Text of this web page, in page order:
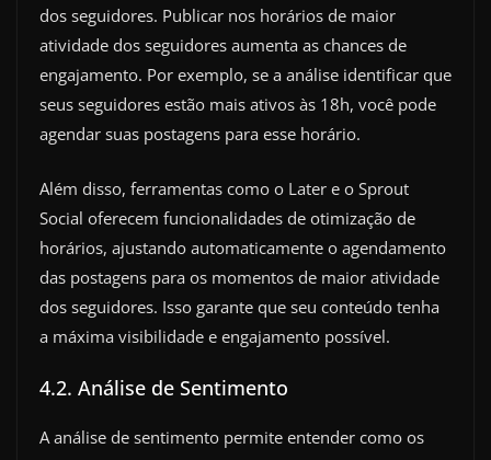
dos seguidores. Publicar nos horários de maior
atividade dos seguidores aumenta as chances de
engajamento. Por exemplo, se a análise identificar que
seus seguidores estão mais ativos às 18h, você pode
agendar suas postagens para esse horário.
Além disso, ferramentas como o Later e o Sprout
Social oferecem funcionalidades de otimização de
horários, ajustando automaticamente o agendamento
das postagens para os momentos de maior atividade
dos seguidores. Isso garante que seu conteúdo tenha
a máxima visibilidade e engajamento possível.
4.2. Análise de Sentimento
A análise de sentimento permite entender como os